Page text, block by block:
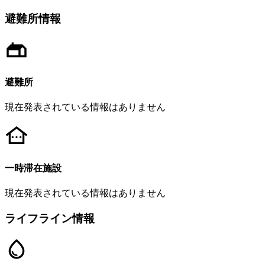
避難所情報
避難所
現在発表されている情報はありません
一時滞在施設
現在発表されている情報はありません
ライフライン情報